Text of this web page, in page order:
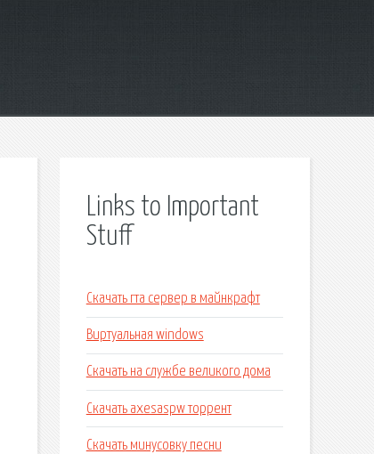
Links to Important
Stuff
Скачать гта сервер в майнкрафт
Виртуальная windows
Скачать на службе великого дома
Скачать axesaspw торрент
Скачать минусовку песни